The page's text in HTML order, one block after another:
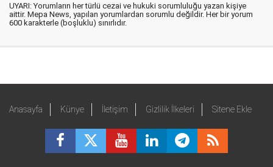
UYARI: Yorumların her türlü cezai ve hukuki sorumluluğu yazan kişiye
aittir. Mepa News, yapılan yorumlardan sorumlu değildir. Her bir yorum
600 karakterle (boşluklu) sınırlıdır.
Anasayfa Künye İletişim Gizlilik İlkeleri Sitene Ekle